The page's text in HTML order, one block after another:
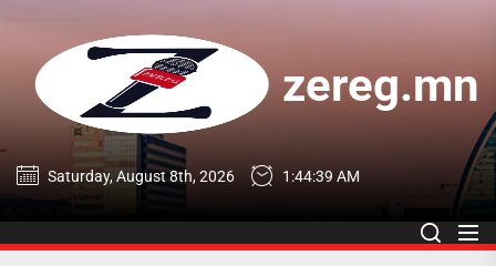
content
zereg.mn
zereg.mn
Saturday, August 8th, 2026 1:44:40 AM